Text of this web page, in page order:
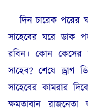
দিন চারেক পরের
সাহেবের ঘরে ডাক
রবিন। কোন কেসের
সাহেব? শেষে ড্রাগ
সাহেবের কামরার
ক্ষমতাবান